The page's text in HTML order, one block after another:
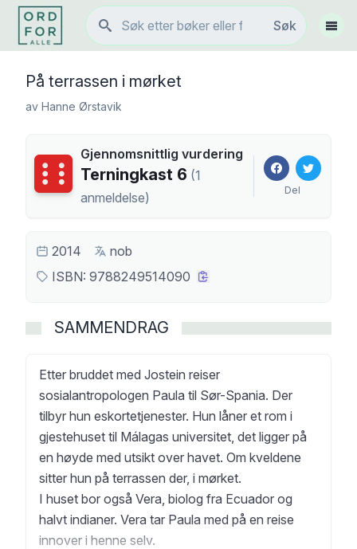
Søk
Søk
Vis
På terrassen i mørket
av Hanne Ørstavik
Terningkast
Gjennomsnittlig vurdering
Terningkast 6 (1
anmeldelse) Del
2014
nob
ISBN: 9788249514090
SAMMENDRAG
Etter bruddet med Jostein reiser
sosialantropologen Paula til Sør-Spania. Der
tilbyr hun eskortetjenester. Hun låner et rom i
gjestehuset til Málagas universitet, det ligger på
en høyde med utsikt over havet. Om kveldene
sitter hun på terrassen der, i mørket.
I huset bor også Vera, biolog fra Ecuador og
halvt indianer. Vera tar Paula med på en reise
innover i henne selv.